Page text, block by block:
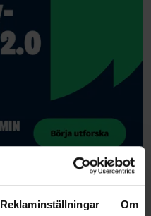
Reklaminställningar Om